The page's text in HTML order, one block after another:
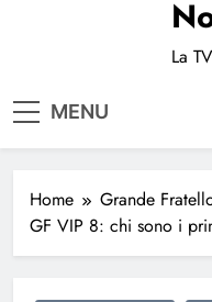
La
MENU
Home
Grande
GF VIP 8: chi sono i